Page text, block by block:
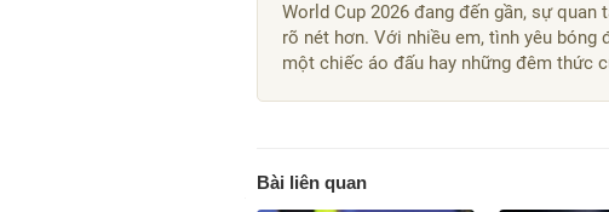
World Cup 2026 đang đến gần, sự
rõ nét hơn. Với nhiều em, tình yêu
một chiếc áo đấu hay những đêm thức
Bài liên quan